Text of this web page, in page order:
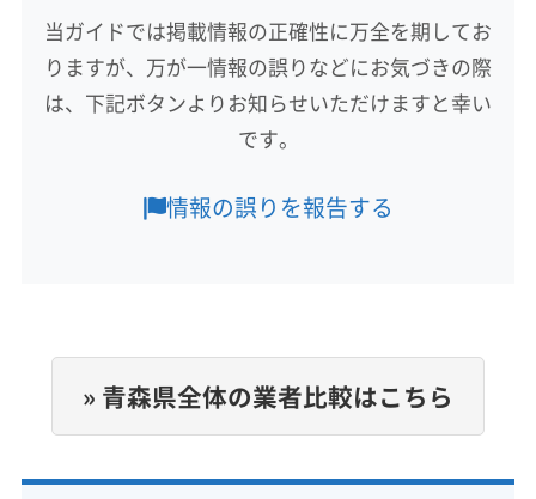
対応地域
三戸郡新郷村 むつ市 三沢市 十和田市
八戸市
三戸郡五戸町
上北郡横浜町
上北郡七戸町
上北郡東北町
定休日
不定休
電話番号
当ガイドでは掲載情報の正確性に万全を期してお
りますが、万が一情報の誤りなどにお気づきの際
は、下記ボタンよりお知らせいただけますと幸い
です。
情報の誤りを報告する
» 青森県全体の業者比較はこちら